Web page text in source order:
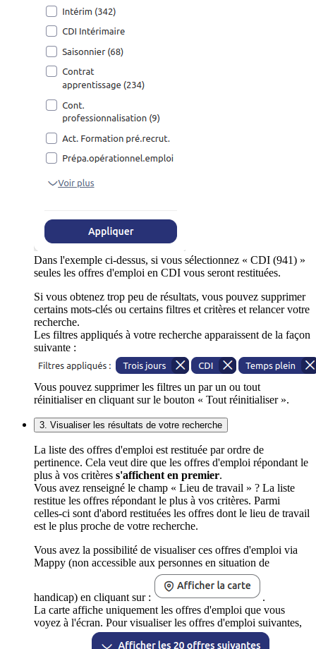
Dans l'exemple ci-dessus, si vous sélectionnez « CDI (941) »
seules les offres d'emploi en CDI vous seront restituées.
Si vous obtenez trop peu de résultats, vous pouvez supprimer
certains mots-clés ou certains filtres et critères et relancer votre
recherche.
Les filtres appliqués à votre recherche apparaissent de la façon
suivante :
Vous pouvez supprimer les filtres un par un ou tout
réinitialiser en cliquant sur le bouton « Tout réinitialiser ».
3. Visualiser les résultats de votre recherche
La liste des offres d'emploi est restituée par ordre de
pertinence. Cela veut dire que les offres d'emploi répondant le
plus à vos critères s'affichent en premier.
Vous avez renseigné le champ « Lieu de travail » ? La liste
restitue les offres répondant le plus à vos critères. Parmi
celles-ci sont d'abord restituées les offres dont le lieu de travail
est le plus proche de votre recherche.
Vous avez la possibilité de visualiser ces offres d'emploi via
Mappy (non accessible aux personnes en situation de
handicap) en cliquant sur :
.
La carte affiche uniquement les offres d'emploi que vous
voyez à l'écran. Pour visualiser les offres d'emploi suivantes,